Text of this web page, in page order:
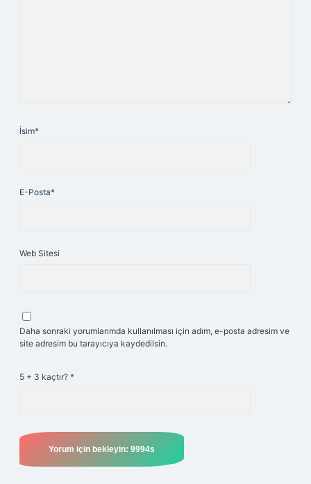
İsim*
E-Posta*
Web Sitesi
Daha sonraki yorumlarımda kullanılması için adım, e-posta adresim ve
site adresim bu tarayıcıya kaydedilsin.
5 + 3 kaçtır? *